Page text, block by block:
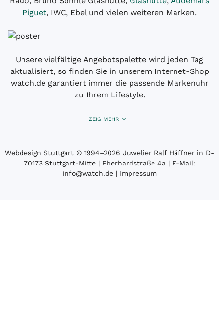
Piguet, IWC, Ebel und vielen weiteren Marken.
Unsere vielfältige Angebotspalette wird jeden Tag
aktualisiert, so finden Sie in unserem Internet-Shop
watch.de garantiert immer die passende Markenuhr
zu Ihrem Lifestyle.
ZEIG MEHR
Webdesign Stuttgart © 1994­–2026 Juwelier Ralf Häffner in D-
70173 Stuttgart-Mitte | Eberhardstraße 4a | E-Mail:
info@watch.de|Impressum